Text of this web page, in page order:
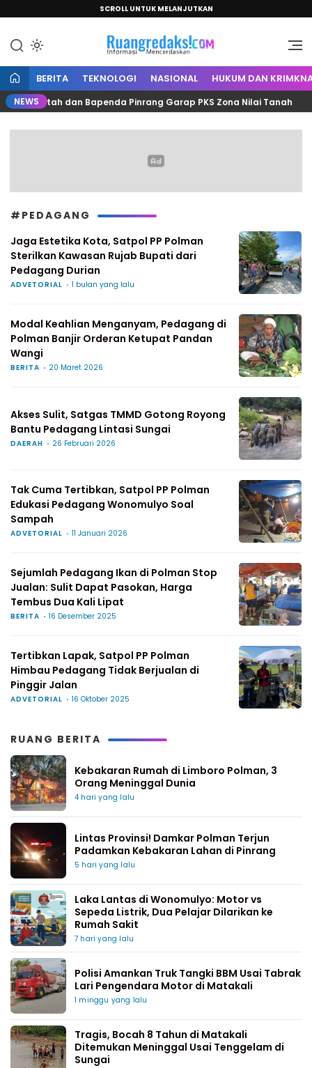
SCROLL UNTUK MELANJUTKAN
Ruang Redaksi
Informasi Mencerdaskan
BERITA TEKNOLOGI NASIONAL HUKUM DAN
NEWS
Kantah dan Bapenda Pinrang Garap PKS Zona Nilai Tanah
#PEDAGANG
Jaga Estetika Kota, Satpol PP Polman
Sterilkan Kawasan Rujab Bupati dari
Pedagang Durian
ADVETORIAL 1 bulan yang lalu
Modal Keahlian Menganyam, Pedagang di
Polman Banjir Orderan Ketupat Pandan
Wangi
BERITA 20 Maret 2026
Akses Sulit, Satgas TMMD Gotong Royong
Bantu Pedagang Lintasi Sungai
DAERAH 26 Februari 2026
Tak Cuma Tertibkan, Satpol PP Polman
Edukasi Pedagang Wonomulyo Soal
Sampah
ADVETORIAL 11 Januari 2026
Sejumlah Pedagang Ikan di Polman Stop
Jualan: Sulit Dapat Pasokan, Harga
Tembus Dua Kali Lipat
BERITA 16 Desember 2025
Tertibkan Lapak, Satpol PP Polman
Himbau Pedagang Tidak Berjualan di
Pinggir Jalan
ADVETORIAL 16 Oktober 2025
RUANG BERITA
Kebakaran Rumah di Limboro Polman, 3
Orang Meninggal Dunia
4 hari yang lalu
Lintas Provinsi! Damkar Polman Terjun
Padamkan Kebakaran Lahan di Pinrang
5 hari yang lalu
Laka Lantas di Wonomulyo: Motor vs
Sepeda Listrik, Dua Pelajar Dilarikan ke
Rumah Sakit
7 hari yang lalu
Polisi Amankan Truk Tangki BBM Usai Tabrak
Lari Pengendara Motor di Matakali
1 minggu yang lalu
Tragis, Bocah 8 Tahun di Matakali
Ditemukan Meninggal Usai Tenggelam di
Sungai